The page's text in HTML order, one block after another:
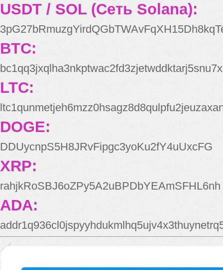
USDT / SOL (Сеть Solana):
BTC:
bc1qq3jxqlha3nkptwac2fd3zjetwddktarj5snu7x
LTC:
DOGE:
DDUycnpS5H8JRvFipgc3yoKu2fY4uUxcFG
XRP:
rahjkRoSBJ6oZPy5A2uBPDbYEAmSFHL6nh
ADA: